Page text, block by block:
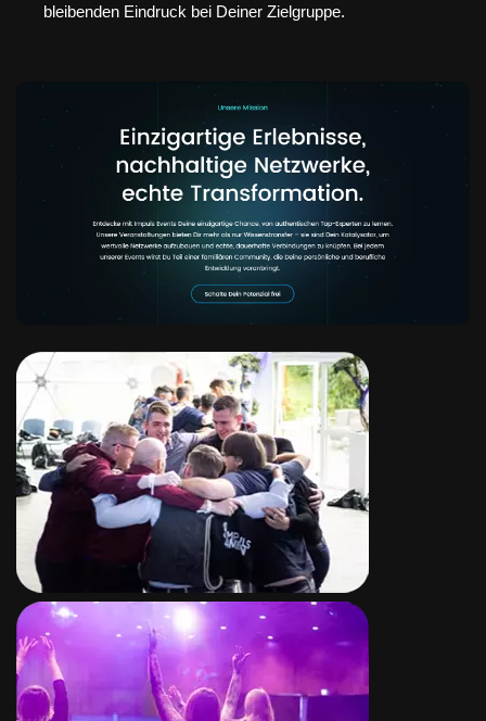
bleibenden Eindruck bei Deiner Zielgruppe.